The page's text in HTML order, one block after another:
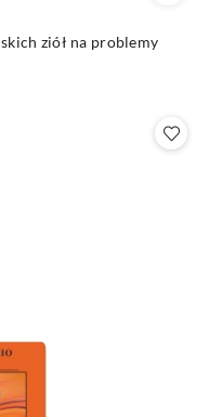
ziół na problemy